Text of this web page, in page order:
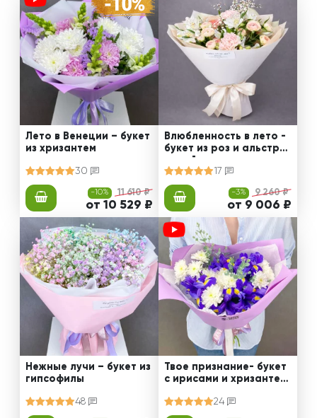
Лето в Венеции – букет
из хризантем
30
-10% 11 610 ₽
от 10 529 ₽
Влюбленность в лето -
букет из роз и альстро
мерий
17
-3% 9 260 ₽
от 9 006 ₽
Нежные лучи – букет из
гипсофилы
48
Твое признание- букет
с ирисами и хризантем
24